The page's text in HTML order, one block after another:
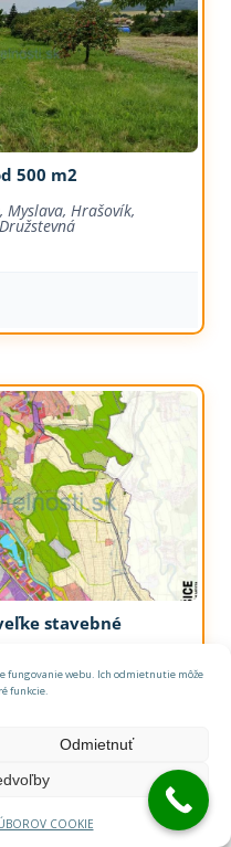
fungovanie webu. Ich odmietnutie môže
funkcie.
Odmietnuť
COOKIE
500 m2
Myslava, Hrašovík,
stavebné